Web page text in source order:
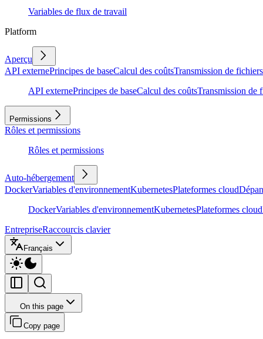
Variables de flux de travail
Platform
Aperçu
API externePrincipes de baseCalcul des coûtsTransmission de fichiers
API externePrincipes de baseCalcul des coûtsTransmission de
Permissions
Rôles et permissions
Rôles et permissions
Auto-hébergement
DockerVariables d'environnementKubernetesPlateformes cloud
DockerVariables d'environnementKubernetesPlateformes cloud
EntrepriseRaccourcis clavier
Français
On this page
Copy page